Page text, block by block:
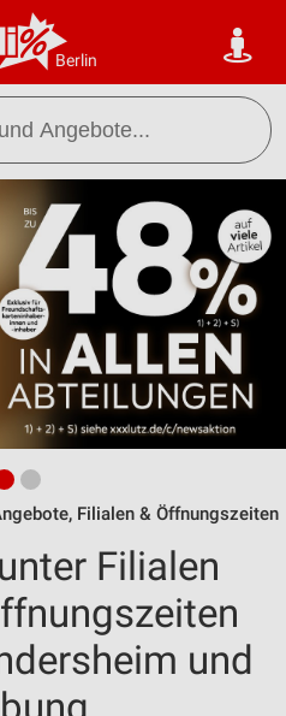
Berlin
Filialen & Öffnungszeiten
Filialen
und